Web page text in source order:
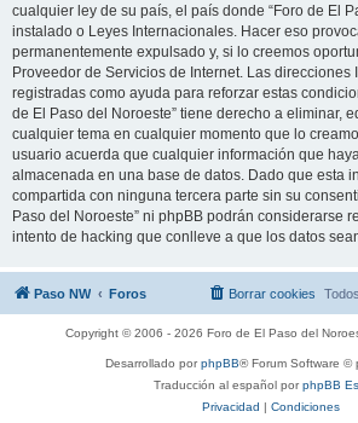
cualquier ley de su país, el país donde “Foro de El
instalado o Leyes Internacionales. Hacer eso
permanentemente expulsado y, si lo creemos
Proveedor de Servicios de Internet. Las direcciones
registradas como ayuda para reforzar estas
de El Paso del Noroeste” tiene derecho a eliminar,
cualquier tema en cualquier momento que lo
usuario acuerda que cualquier información que
almacenada en una base de datos. Dado que esta
compartida con ninguna tercera parte sin su
Paso del Noroeste” ni phpBB podrán considerarse
intento de hacking que conlleve a que los datos
Paso NW Foros Borrar cookies
Copyright © 2006 - 2026 Foro de El Paso del
Desarrollado porphpBB® Forum Software ©
Traducción al español porphpBB
Privacidad | Condiciones